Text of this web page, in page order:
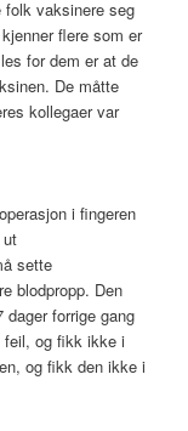
folk vaksinere seg
flere som er
for dem er at de
De måtte
kollegaer var
i fingeren
sette
blodpropp. Den
forrige gang
feil, og fikk ikke i
og fikk den ikke i